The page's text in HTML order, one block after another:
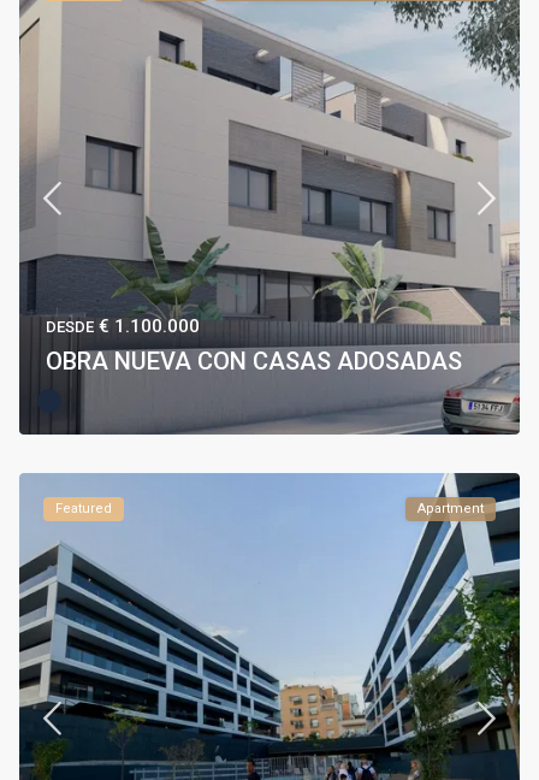
DESDE € 1.100.000
OBRA NUEVA CON CASAS ADOSADAS
Featured Apartment